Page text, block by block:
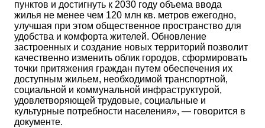
пунктов и достигнуть к 2030 году объема ввода
жилья не менее чем 120 млн кв. метров ежегодно,
улучшая при этом общественное пространство для
удобства и комфорта жителей. Обновление
застроенных и создание новых территорий позволит
качественно изменить облик городов, сформировать
точки притяжения граждан путем обеспечения их
доступным жильем, необходимой транспортной,
социальной и коммунальной инфраструктурой,
удовлетворяющей трудовые, социальные и
культурные потребности населения», — говорится в
документе.